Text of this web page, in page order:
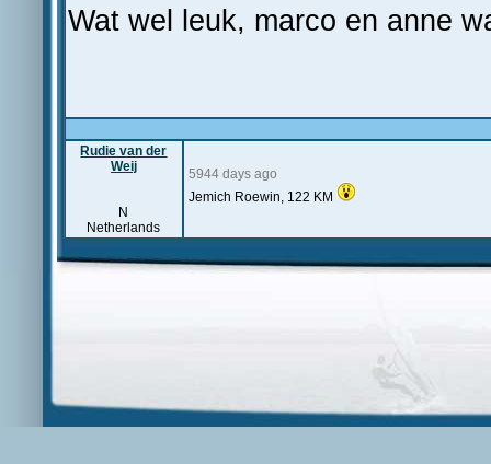
Wat wel leuk, marco en anne
Rudie van der
Weij
N
Netherlands
5944 days ago
Jemich Roewin, 122 KM